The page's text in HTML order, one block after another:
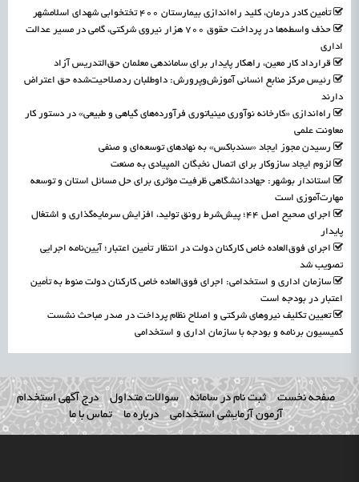
تأمین کادر درمان، کلید راه‌اندازی بیمارستان ۴۰۰ تختخوابی شهدای اسلامشهر
حذف واسطه‌ها در پرداخت حقوق ۷۰۰ هزار نیروی شرکتی، گامی در مسیر عدالت
اداری
قرارداد کار معین، راهکار پایدار برای ساماندهی معلمان حق‌التدریس آزاد
رئیس مرکز منابع انسانی آموزش‌وپرورش: داوطلبان ردصلاحیت‌شده حق اعتراض
دارند
راه‌اندازی «کارخانه نوآوری مینیاتوری فرآورده‌های گیاهی و طبیعی» در دستور کار
معاونت علمی
رسیدن مجوز ایجاد «سندباکس» به نهادهای توسعه‌ای و صنفی
لزوم ایجاد سازوکار برای اتصال نخبگان المپیادی به صنعت
استاندار بوشهر: جهاددانشگاهی ظرفیت مؤثری برای حل مسائل استان و توسعه
مهارت‌آموزی است
اجرای صحیح اصل ۴۴؛ پیش‌شرط رونق تولید، افزایش سرمایه‌گذاری و اشتغال
پایدار
اجرای فوق‌العاده خاص کارکنان دولت در انتظار تأمین اعتبار؛ آیین‌نامه اجرایی
تصویب شد
سازمان اداری و استخدامی: اجرای فوق‌العاده خاص کارکنان دولت منوط به تأمین
اعتبار در بودجه است
تعیین تکلیف نیروهای شرکتی و اصلاح نظام پرداخت در صدر مباحث نشست
کمیسیون برنامه و بودجه با سازمان اداری و استخدامی
صفحه نخست ثبت نام در سامانه سوالات متداول
درج آگهی استخدام
آزمون آزمایشی استخدامی
درباره ما تماس با ما